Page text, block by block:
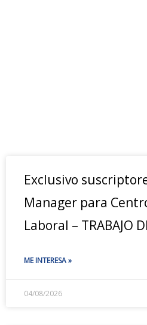
Exclusivo
Manager para
Laboral – TRABAJO
ME INTERESA »
04/08/2026